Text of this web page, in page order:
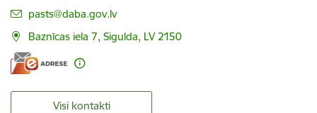
E-pasts:
pasts@daba.gov.lv
Baznīcas iela 7, Sigulda, LV 2150
Visi kontakti